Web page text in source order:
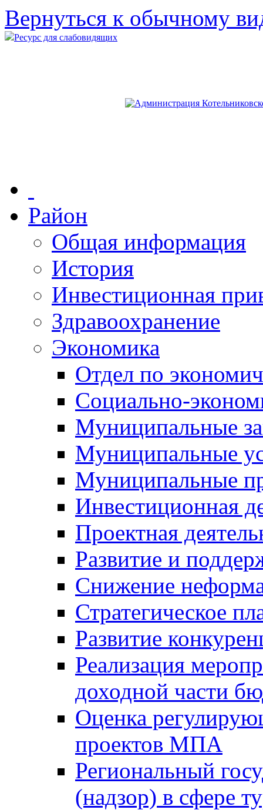
Вернуться к обычному
Ресурс для слабовидящих
Район
Общая информация
История
Инвестиционная
Здравоохранение
Экономика
Отдел по
Социально-
Муниципальные
Муниципальные
Муниципальные
Инвестиционная
Проектная
Развитие и
Снижение
Стратегическое
Развитие
Реализация
доходной части
Оценка
проектов МПА
Региональный
(надзор) в сфере